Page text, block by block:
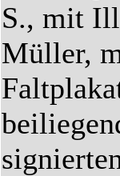
S., mit
Müller,